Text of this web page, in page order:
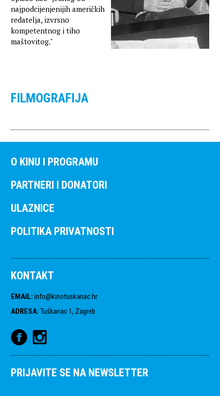
najpodcijenjenijih američkih
redatelja, izvrsno
kompetentnog i tiho
maštovitog."
FILMOGRAFIJA
O KINU I PROGRAMU
PARTNERI I DONATORI
ULAZNICE
POLITIKA PRIVATNOSTI
KONTAKT
EMAIL: info@kinotuskanac.hr
ADRESA: Tuškanac 1, Zagreb
PRIJAVITE SE NA NEWSLETTER